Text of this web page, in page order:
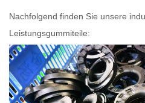
Nachfolgend finden Sie unsere
Leistungsgummiteile: